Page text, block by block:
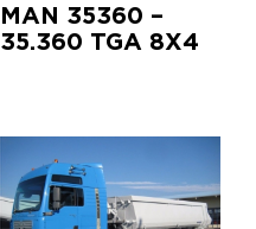
MAN 35360 –
35.360 TGA 8X4